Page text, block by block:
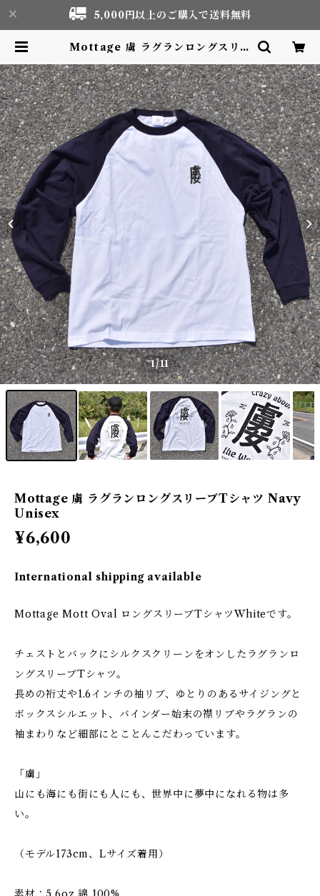
5,000円以上のご購入で送料無料
Mottage 虜 ラグランロングスリー
r life & Outdoor Adventure
Tourism gear shop
1/11
Mottage 虜 ラグランロングスリーブTシャツ Navy
Unisex
¥6,600
International shipping available
Mottage Mott Oval ロングスリーブTシャツWhiteです。
チェストとバックにシルクスクリーンをオンしたラグランロ
ングスリーブTシャツ。
長めの裄丈や1.6インチの袖リブ、ゆとりのあるサイジングと
ボックスシルエット、バインダー始末の襟リブやラグランの
袖まわりなど細部にとことんこだわっています。
「虜」
山にも海にも街にも人にも、世界中に夢中になれる物は多
い。
（モデル173cm、Lサイズ着用）